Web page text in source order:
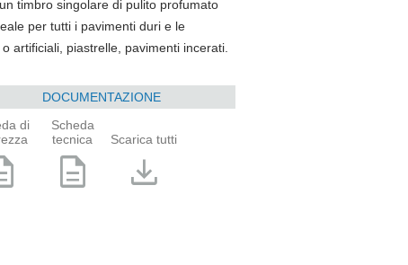
timbro singolare di pulito profumato
per tutti i pavimenti duri e le
artificiali, piastrelle, pavimenti incerati.
DOCUMENTAZIONE
di
Scheda
tecnica
description
Scarica tutti
download